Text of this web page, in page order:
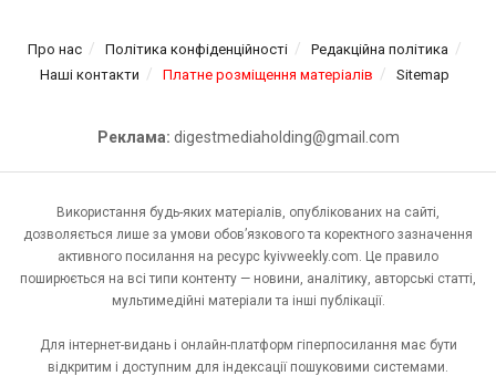
Про нас Політика конфіденційності
Редакційна політика
Наші контакти
Платне розміщення матеріалів Sitemap
Реклама: digestmediaholding@gmail.com
Використання будь-яких матеріалів, опублікованих на сайті,
дозволяється лише за умови обов’язкового та коректного зазначення
активного посилання на ресурс kyivweekly.com. Це правило
поширюється на всі типи контенту — новини, аналітику, авторські статті,
мультимедійні матеріали та інші публікації.
Для інтернет-видань і онлайн-платформ гіперпосилання має бути
відкритим і доступним для індексації пошуковими системами.